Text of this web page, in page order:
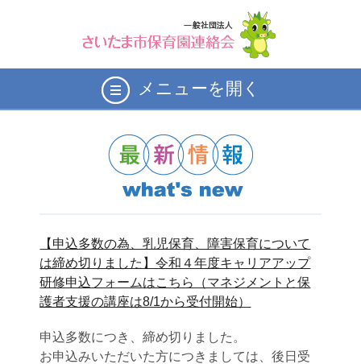
メニューを開く
【申込多数の為、乳児保育、障害保育について
は締め切りました】令和４年度キャリアアップ
研修申込フォームはこちら（マネジメントと保
護者支援の講座は8/1から受付開始）
申込多数につき、締め切りました。
お申込みいただいた方につきましては、後日受